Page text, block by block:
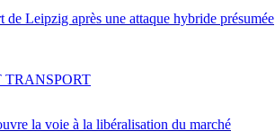
Leipzig après une attaque hybride présumée
la voie à la libéralisation du marché